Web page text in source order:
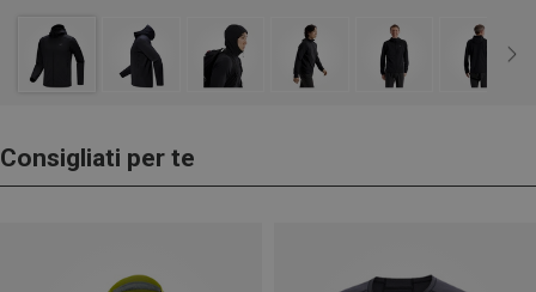
Consigliati per te